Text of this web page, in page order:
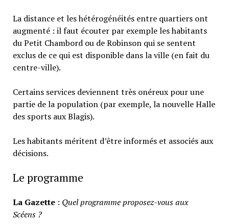
La distance et les hétérogénéités entre quartiers ont
augmenté : il faut écouter par exemple les habitants
du Petit Chambord ou de Robinson qui se sentent
exclus de ce qui est disponible dans la ville (en fait du
centre-ville).
Certains services deviennent très onéreux pour une
partie de la population (par exemple, la nouvelle Halle
des sports aux Blagis).
Les habitants méritent d’être informés et associés aux
décisions.
Le programme
La Gazette: Quel programme proposez-vous aux
Scéens ?